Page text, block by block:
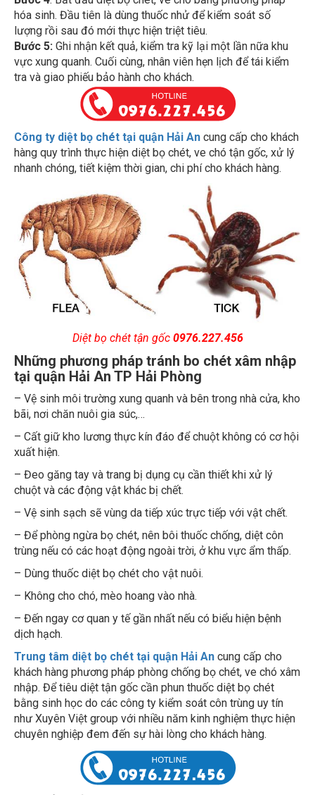
hóa sinh. Đầu tiên là dùng thuốc nhử để kiểm soát số
lượng rồi sau đó mới thực hiện triệt tiêu.
Bước 5:Ghi nhận kết quả, kiểm tra kỹ lại một lần nữa khu
vực xung quanh. Cuối cùng, nhân viên hẹn lịch để tái kiểm
tra và giao phiếu bảo hành cho khách.
Công ty diệt bọ chét tại quận Hải An
cung cấp cho khách
hàng quy trình thực hiện diệt bọ chét, ve chó tận gốc, xử lý
nhanh chóng, tiết kiệm thời gian, chi phí cho khách hàng.
Diệt bọ chét tận gốc 0976.227.456
Những phương pháp tránh bo chét xâm nhập
tại quận Hải An TP Hải Phòng
– Vệ sinh môi trường xung quanh và bên trong nhà cửa, kho
bãi, nơi chăn nuôi gia súc,…
– Cất giữ kho lương thực kín đáo để chuột không có cơ hội
xuất hiện.
– Đeo găng tay và trang bị dụng cụ cần thiết khi xử lý
chuột và các động vật khác bị chết.
– Vệ sinh sạch sẽ vùng da tiếp xúc trực tiếp với vật chết.
– Để phòng ngừa bọ chét, nên bôi thuốc chống, diệt côn
trùng nếu có các hoạt động ngoài trời, ở khu vực ẩm thấp.
– Dùng thuốc diệt bọ chét cho vật nuôi.
– Không cho chó, mèo hoang vào nhà.
– Đến ngay cơ quan y tế gần nhất nếu có biểu hiện bệnh
dịch hạch.
Trung tâm diệt bọ chét tại quận Hải An
cung cấp cho
khách hàng phương pháp phòng chống bọ chét, ve chó xâm
nhập. Để tiêu diệt tận gốc cần phun thuốc diệt bọ chét
bằng sinh học do các công ty kiểm soát côn trùng uy tín
như Xuyên Việt group với nhiều năm kinh nghiệm thực hiện
chuyên nghiệp đem đến sự hài lòng cho khách hàng.